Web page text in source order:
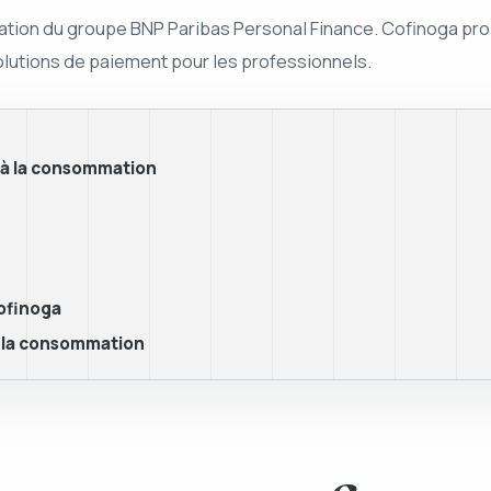
du groupe BNP Paribas Personal Finance. Cofinoga
de paiement pour les professionnels.
la consommation
consommation